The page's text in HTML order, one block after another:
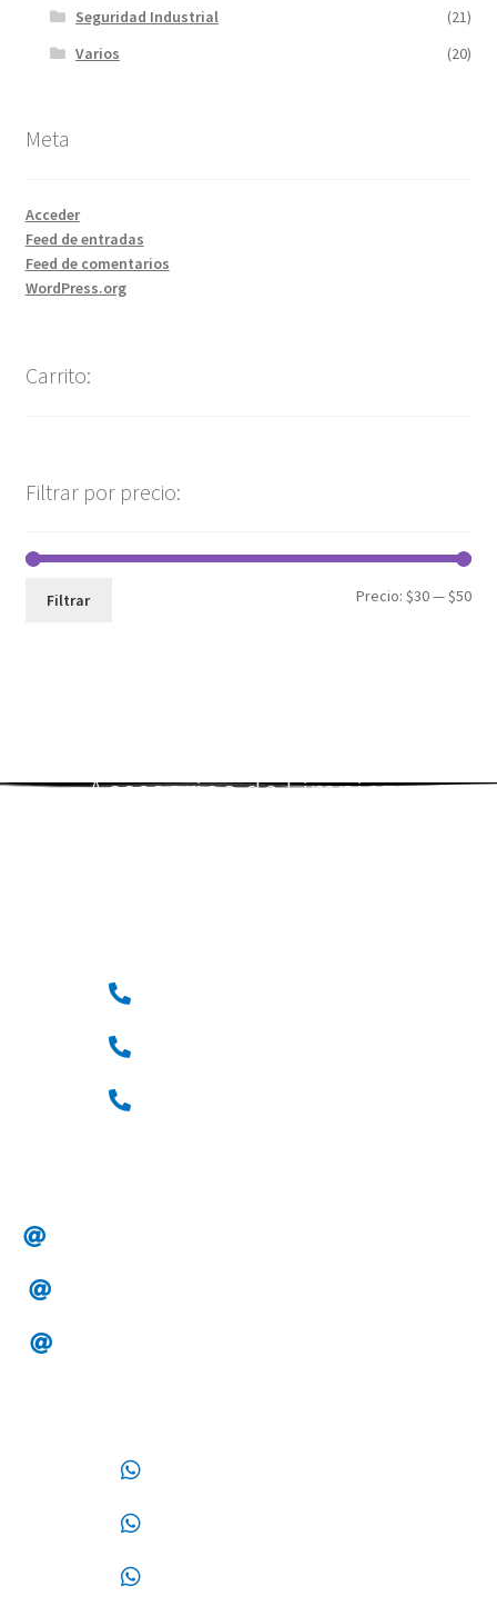
Seguridad Industrial
(21)
Varios
(20)
Meta
Acceder
Feed de entradas
Feed de comentarios
WordPress.org
Carrito:
Filtrar por precio:
Filtrar Precio:$30—$50
Accesorios de Limpieza